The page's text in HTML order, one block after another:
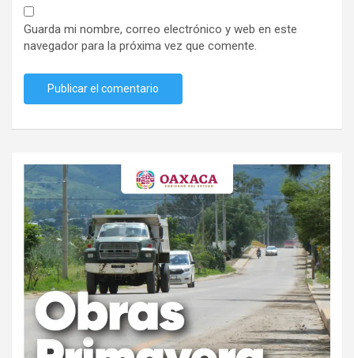
Guarda mi nombre, correo electrónico y web en este
navegador para la próxima vez que comente.